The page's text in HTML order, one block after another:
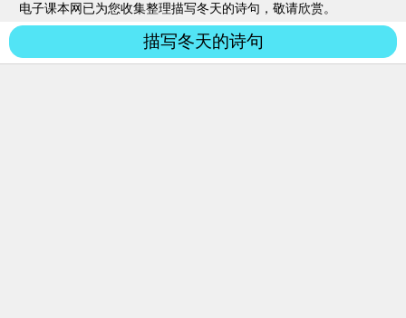
电子课本网已为您收集整理描写冬天的诗句，敬请欣赏。
描写冬天的诗句